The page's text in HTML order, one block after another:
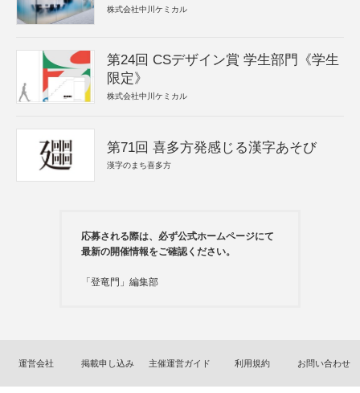
株式会社中川ケミカル
第24回 CSデザイン賞 学生部門《学生
限定》
株式会社中川ケミカル
第71回 喜多方発感じる漢字あそび
漢字のまち喜多方
応募される際は、必ず公式ホームページにて
最新の開催情報をご確認ください。
「登竜門」編集部
運営会社 掲載申し込み 主催運営ガイド 利用規約 お問い合わせ